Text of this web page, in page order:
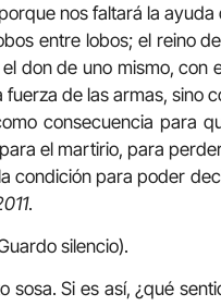
nos faltará la ayuda
entre lobos; el reino
don de uno mismo, con
de las armas, sino
consecuencia para
el martirio, para
condición para poder
.
silencio).
sosa. Si es así, ¿qué